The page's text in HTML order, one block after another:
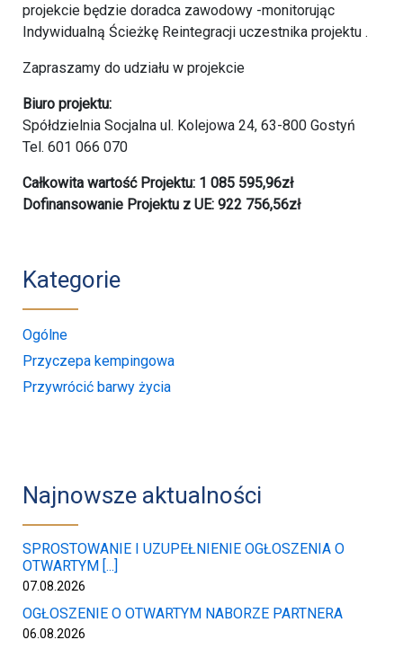
projekcie będzie doradca zawodowy -monitorując
Indywidualną Ścieżkę Reintegracji uczestnika projektu .
Zapraszamy do udziału w projekcie
Biuro projektu:
Spółdzielnia Socjalna ul. Kolejowa 24, 63-800 Gostyń
Tel. 601 066 070
Całkowita wartość Projektu: 1 085 595,96zł
Dofinansowanie Projektu z UE: 922 756,56zł
Kategorie
Ogólne
Przyczepa kempingowa
Przywrócić barwy życia
Najnowsze aktualności
SPROSTOWANIE I UZUPEŁNIENIE OGŁOSZENIA O
OTWARTYM [...]
07.08.2026
OGŁOSZENIE O OTWARTYM NABORZE PARTNERA
06.08.2026